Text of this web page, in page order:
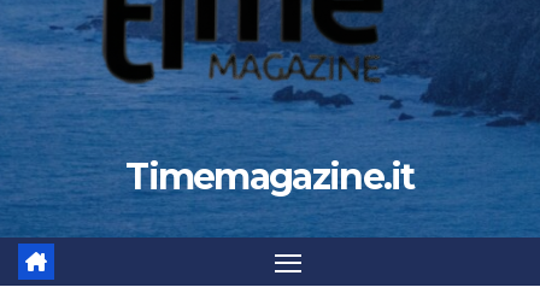
Timemagazine.it